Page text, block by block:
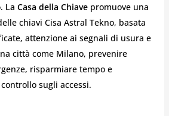
La Casa della Chiavepromuove una
chiavi Cisa Astral Tekno, basata
attenzione ai segnali di usura e
città come Milano, prevenire
risparmiare tempo e
sugli accessi.